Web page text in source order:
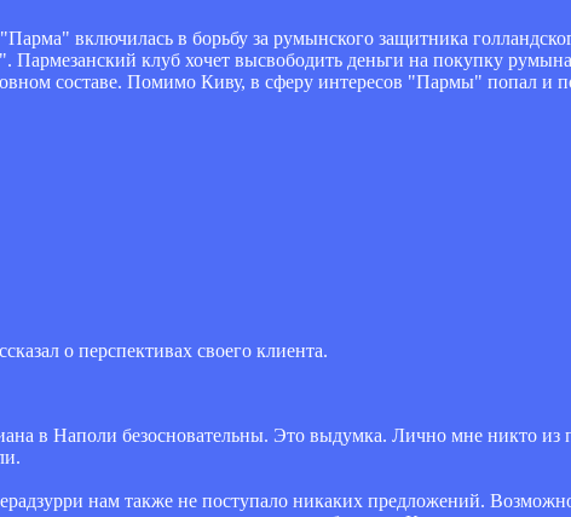
включилась в борьбу за румынского защитника
клуб хочет высвободить деньги на покупку
составе. Помимо Киву, в сферу интересов "Пармы" попал и
о перспективах своего клиента.
в Наполи безосновательны. Это выдумка. Лично мне никто из
нам также не поступало никаких предложений.